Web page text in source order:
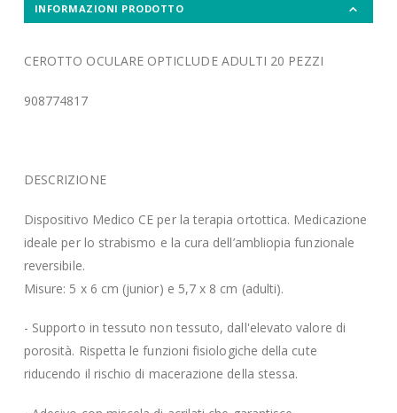
INFORMAZIONI PRODOTTO
CEROTTO OCULARE OPTICLUDE ADULTI 20 PEZZI
908774817
DESCRIZIONE
Dispositivo Medico CE per la terapia ortottica. Medicazione
ideale per lo strabismo e la cura dell’ambliopia funzionale
reversibile.
Misure: 5 x 6 cm (junior) e 5,7 x 8 cm (adulti).
- Supporto in tessuto non tessuto, dall'elevato valore di
porosità. Rispetta le funzioni fisiologiche della cute
riducendo il rischio di macerazione della stessa.